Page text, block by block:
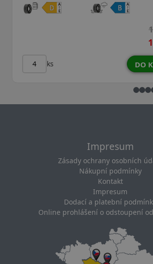
ks DO
Impresum
Zásady ochrany osobních
Nákupní podmínky
Kontakt
Impresum
Dodací a platební
Online prohlášení o odstoupení